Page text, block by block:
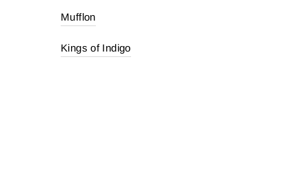
Mufflon
Kings of Indigo